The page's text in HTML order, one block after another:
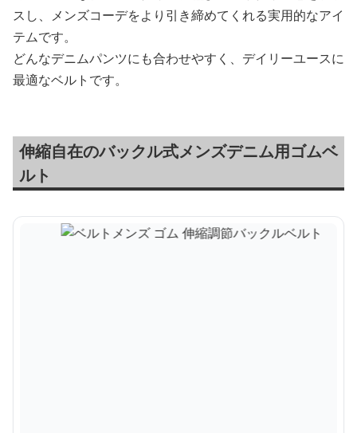
スし、メンズコーデをより引き締めてくれる実用的なアイ
テムです。
どんなデニムパンツにも合わせやすく、デイリーユースに
最適なベルトです。
伸縮自在のバックル式メンズデニム用ゴムベ
ルト